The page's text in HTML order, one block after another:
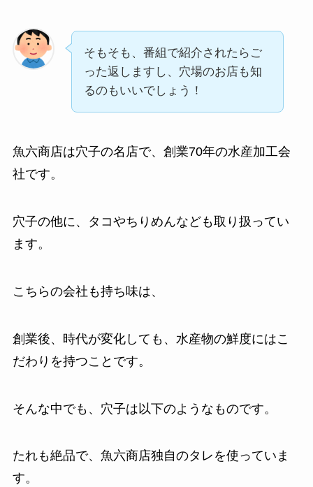
そもそも、番組で紹介されたらご
った返しますし、穴場のお店も知
るのもいいでしょう！
魚六商店は穴子の名店で、創業70年の水産加工会
社です。
穴子の他に、タコやちりめんなども取り扱ってい
ます。
こちらの会社も持ち味は、
創業後、時代が変化しても、水産物の鮮度にはこ
だわりを持つことです。
そんな中でも、穴子は以下のようなものです。
たれも絶品で、魚六商店独自のタレを使っていま
す。